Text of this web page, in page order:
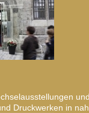
Druckwerken in